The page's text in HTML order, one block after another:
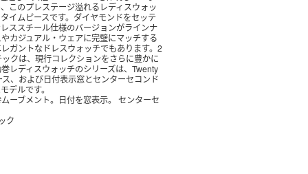
このプレステージ溢れるレディスウォッ
イムピースです。ダイヤモンドをセッテ
ススチール仕様のバージョンがラインナ
カジュアル・ウェアに完璧にマッチする
ガントなドレスウォッチでもあります。2
クは、現行コレクションをさらに豊かに
レディスウォッチのシリーズは、Twenty
、および日付表示窓とセンターセコンド
デルです。
ーブメント。 日付を窓表示。 センターセ
ク